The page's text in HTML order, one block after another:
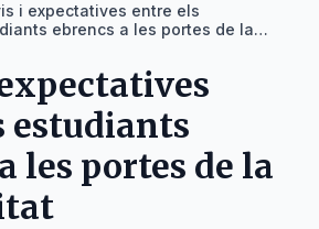
i expectatives entre els
ebrencs a les portes de la
estudiants
les portes de la